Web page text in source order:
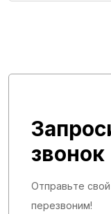
Бортовые
Валы
Диски
звонок
Отправьте
перезвоним!